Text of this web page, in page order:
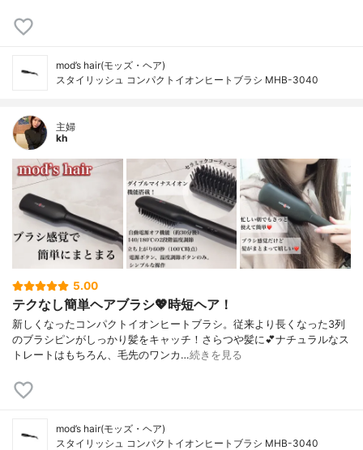
mod’s hair(モッズ・ヘア)
スタイリッシュ コンパクトイオンヒートブラシ MHB-3040
主婦
kh
5.00
テクなし簡単ヘアブラシ💖時短ヘア！
新しくなったコンパクトイオンヒートブラシ。従来より長くなった3列
のブラシピンがしっかり髪をキャッチ！さらつや髪に💕ナチュラルなス
トレートはもちろん、毛先のワンカ…続きを見る
mod’s hair(モッズ・ヘア)
スタイリッシュ コンパクトイオンヒートブラシ MHB-3040